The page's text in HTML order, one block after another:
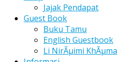
Jajak Pendapat
Guest Book
Buku Tamu
English Guestbook
Li NirÃµimi KhÃµma